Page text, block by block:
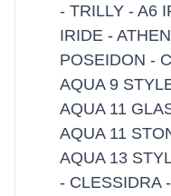
- TRILLY - A6
IRIDE -
POSEIDON -
AQUA 9
AQUA 11
AQUA 11
AQUA 13
- CLESSIDRA